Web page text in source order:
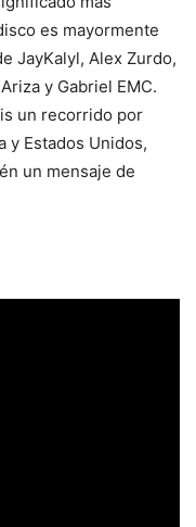
es mayormente
JayKalyl, Alex Zurdo,
y Gabriel EMC.
un recorrido por
y Estados Unidos,
un mensaje de